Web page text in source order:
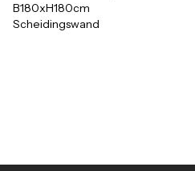
B180xH180cm
Scheidingswand